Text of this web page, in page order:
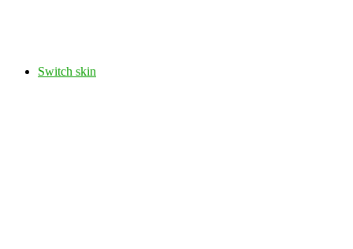
Switch skin